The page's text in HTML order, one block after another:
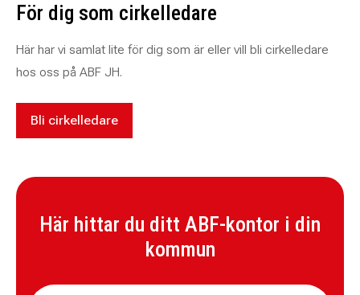
För dig som cirkelledare
Här har vi samlat lite för dig som är eller vill bli cirkelledare
hos oss på ABF JH.
Bli cirkelledare
Här hittar du ditt ABF-kontor i din
kommun